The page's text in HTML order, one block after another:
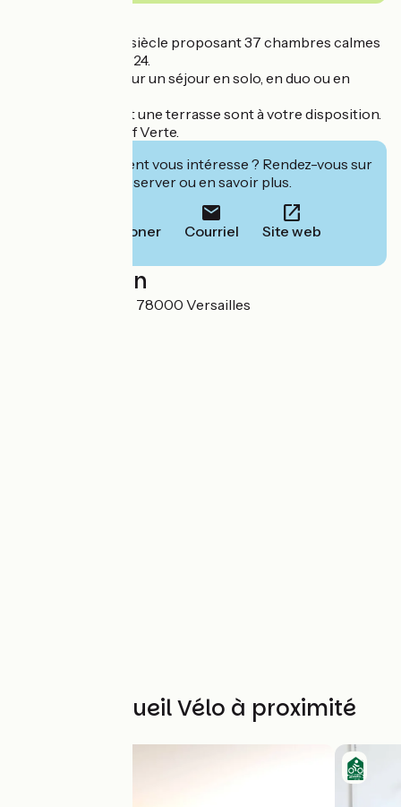
Bâtisse du 18ème siècle proposant 37 chambres calmes
et rénovées en 2024.
Adresse idéale pour un séjour en solo, en duo ou en
De vélos, un bar et une terrasse sont à votre disposition.
Hôtel labellisé Clef Verte.
Cet établissement vous intéresse ? Rendez-vous sur
leur site pour réserver ou en savoir plus.
Téléphoner Courriel Site web
Localisation
14 avenue de Paris 78000 Versailles
Autres Accueil Vélo à proximité